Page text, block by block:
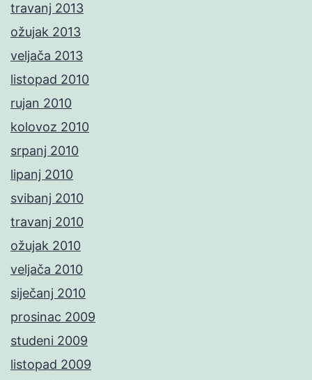
travanj 2013
ožujak 2013
veljača 2013
listopad 2010
rujan 2010
kolovoz 2010
srpanj 2010
lipanj 2010
svibanj 2010
travanj 2010
ožujak 2010
veljača 2010
siječanj 2010
prosinac 2009
studeni 2009
listopad 2009